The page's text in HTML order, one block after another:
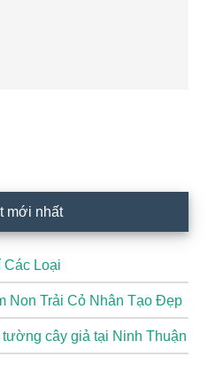
mới nhất
Các Loại
Non Trải Cỏ Nhân Tạo Đẹp
cây giả tại Ninh Thuận